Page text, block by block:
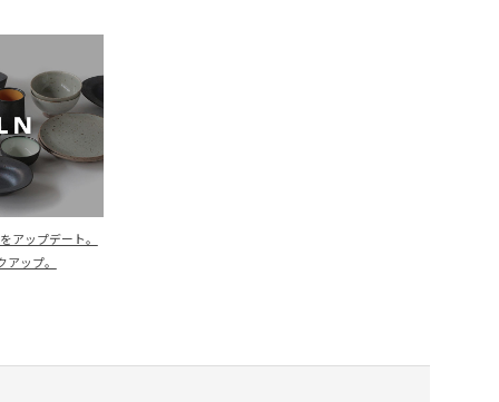
アップデート。
ップ。